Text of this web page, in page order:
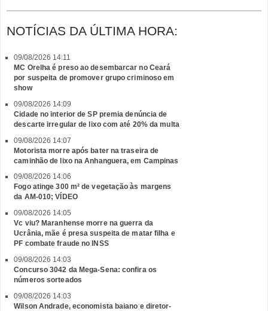
NOTÍCIAS DA ÚLTIMA HORA:
09/08/2026 14:11
MC Orelha é preso ao desembarcar no Ceará
por suspeita de promover grupo criminoso em
show
09/08/2026 14:09
Cidade no interior de SP premia denúncia de
descarte irregular de lixo com até 20% da multa
09/08/2026 14:07
Motorista morre após bater na traseira de
caminhão de lixo na Anhanguera, em Campinas
09/08/2026 14:06
Fogo atinge 300 m² de vegetação às margens
da AM-010; VÍDEO
09/08/2026 14:05
Vc viu? Maranhense morre na guerra da
Ucrânia, mãe é presa suspeita de matar filha e
PF combate fraude no INSS
09/08/2026 14:03
Concurso 3042 da Mega-Sena: confira os
números sorteados
09/08/2026 14:03
Wilson Andrade, economista baiano e diretor-